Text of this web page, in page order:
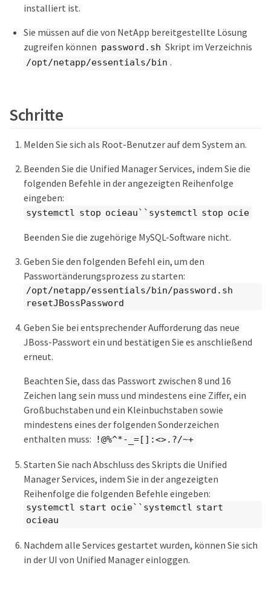
installiert ist.
Sie müssen auf die von NetApp bereitgestellte Lösung
zugreifen können password.sh Skript im Verzeichnis
/opt/netapp/essentials/bin .
Schritte
Melden Sie sich als Root-Benutzer auf dem System an.
Beenden Sie die Unified Manager Services, indem Sie die
folgenden Befehle in der angezeigten Reihenfolge
eingeben:
systemctl stop ocieau``systemctl stop ocie
Beenden Sie die zugehörige MySQL-Software nicht.
Geben Sie den folgenden Befehl ein, um den
Passwortänderungsprozess zu starten:
/opt/netapp/essentials/bin/password.sh
resetJBossPassword
Geben Sie bei entsprechender Aufforderung das neue
JBoss-Passwort ein und bestätigen Sie es anschließend
erneut.
Beachten Sie, dass das Passwort zwischen 8 und 16
Zeichen lang sein muss und mindestens eine Ziffer, ein
Großbuchstaben und ein Kleinbuchstaben sowie
mindestens eines der folgenden Sonderzeichen
enthalten muss:
!@%^*-_=[]:<>.?/~+
Starten Sie nach Abschluss des Skripts die Unified
Manager Services, indem Sie in der angezeigten
Reihenfolge die folgenden Befehle eingeben:
systemctl start ocie``systemctl start
ocieau
Nachdem alle Services gestartet wurden, können Sie sich
in der UI von Unified Manager einloggen.